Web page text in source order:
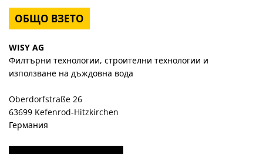
ОБЩО ВЗЕТО
WISY AG
Филтърни технологии, строителни технологии и
използване на дъждовна вода
Oberdorfstraße 26
63699 Kefenrod-Hitzkirchen
Германия